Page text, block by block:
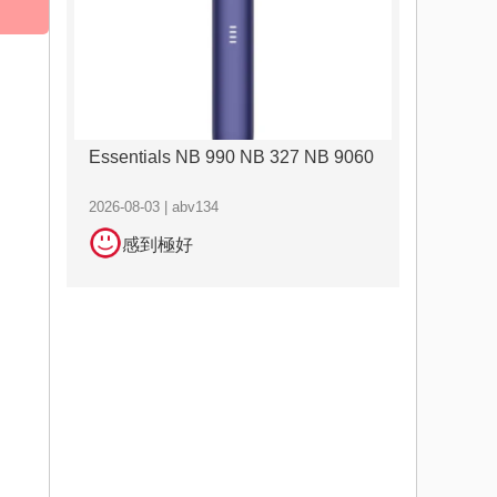
Essentials NB 990 NB 327 NB 9060
2026-08-03 | abv134
感到極好